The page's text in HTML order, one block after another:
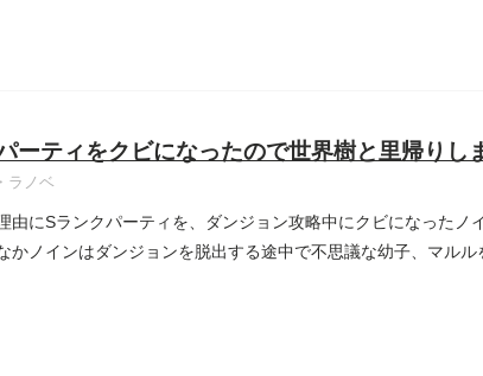
ーティをクビになったので世界樹と里帰りし
ラノベ
由にSランクパーティを、ダンジョン攻略中にクビになった
かノインはダンジョンを脱出する途中で不思議な幼子、マルル